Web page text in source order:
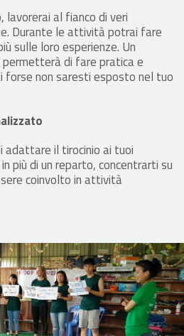
lavorerai al fianco di veri
Durante le attività potrai fare
sulle loro esperienze. Un
di fare pratica e
forse non saresti esposto nel tuo
adattare il tirocinio ai tuoi
più di un reparto, concentrarti su
coinvolto in attività